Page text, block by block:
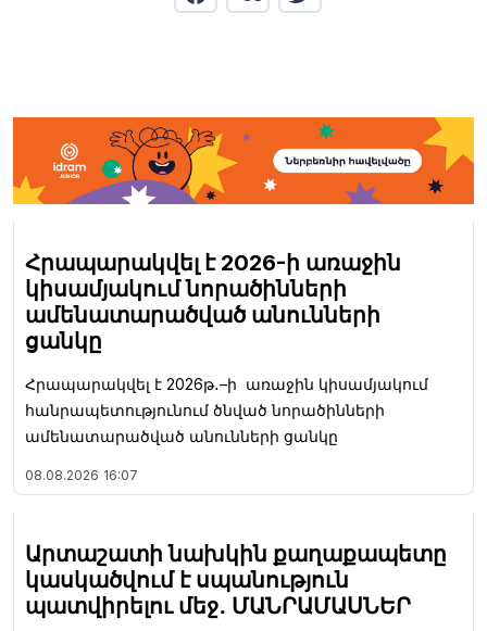
Հրապարակվել է 2026-ի առաջին
կիսամյակում նորածինների
ամենատարածված անունների
ցանկը
Հրապարակվել է 2026թ․–ի առաջին կիսամյակում
հանրապետությունում ծնված նորածինների
ամենատարածված անունների ցանկը
08.08.2026 16:07
Արտաշատի նախկին քաղաքապետը
կասկածվում է սպանություն
պատվիրելու մեջ․ ՄԱՆՐԱՄԱՍՆԵՐ